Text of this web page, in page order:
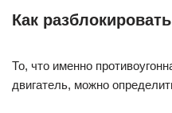
Как
То, что именно
двигатель, можно